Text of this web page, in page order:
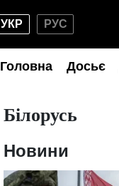
УКР РУС
Головна Досьє
Білорусь
Новини